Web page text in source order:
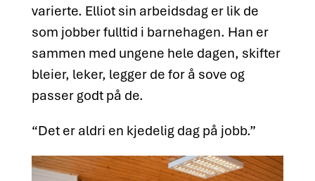
varierte. Elliot sin arbeidsdag er lik de
som jobber fulltid i barnehagen. Han er
sammen med ungene hele dagen, skifter
bleier, leker, legger de for å sove og
passer godt på de.
“Det er aldri en kjedelig dag på jobb.”